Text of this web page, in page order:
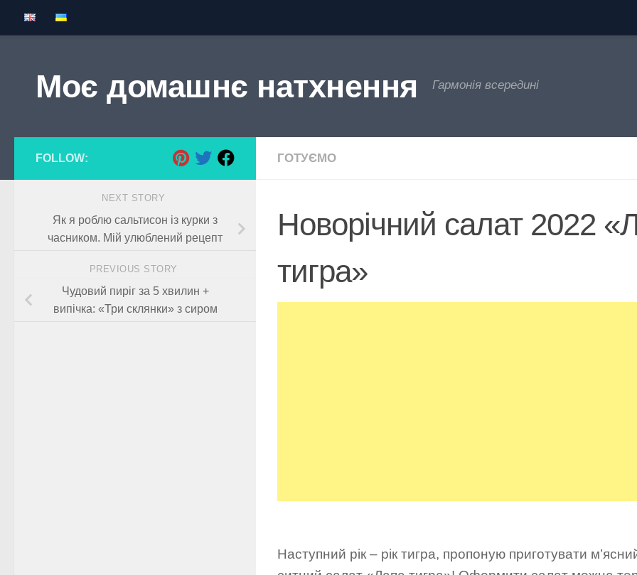
Skip to content
Моє домашнє натхнення Гармонія всередині
ГОТУЄМО
Новорічний салат 2022
тигра»
Наступний рік – рік тигра, пропоную приготувати
FOLLOW:
NEXT STORY
Як я роблю сальтисон із курки з
часником. Мій улюблений рецепт
PREVIOUS STORY
Чудовий пиріг за 5 хвилин +
випічка: «Три склянки» з сиром